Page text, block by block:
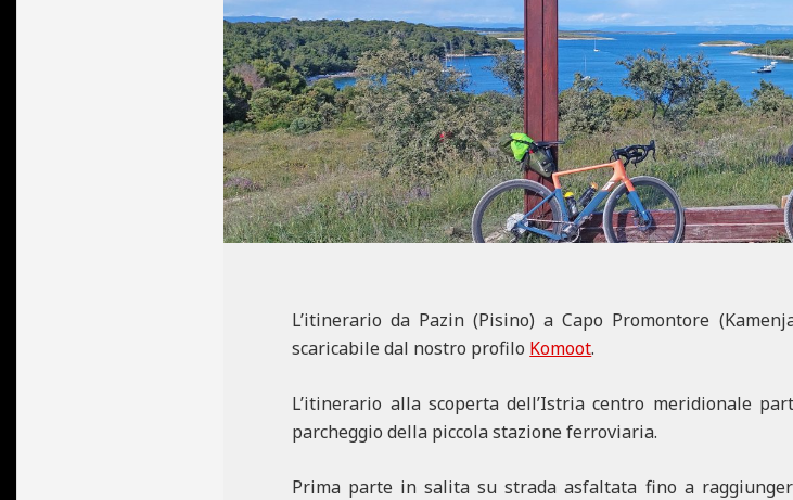
L’itinerario da Pazin (Pisino) a Capo Promontore
scaricabile dal nostro profilo Komoot.
L’itinerario alla scoperta dell’Istria centro meridionale
parcheggio della piccola stazione ferroviaria.
Prima parte in salita su strada asfaltata fino a